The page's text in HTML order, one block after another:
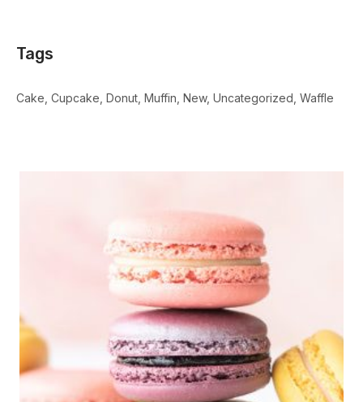
Tags
Cake Cupcake Donut Muffin New Uncategorized Waffle